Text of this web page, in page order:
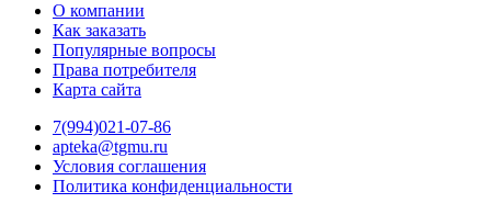
О компании
Как заказать
Популярные вопросы
Права потребителя
Карта сайта
7(994)021-07-86
apteka@tgmu.ru
Условия соглашения
Политика конфиденциальности